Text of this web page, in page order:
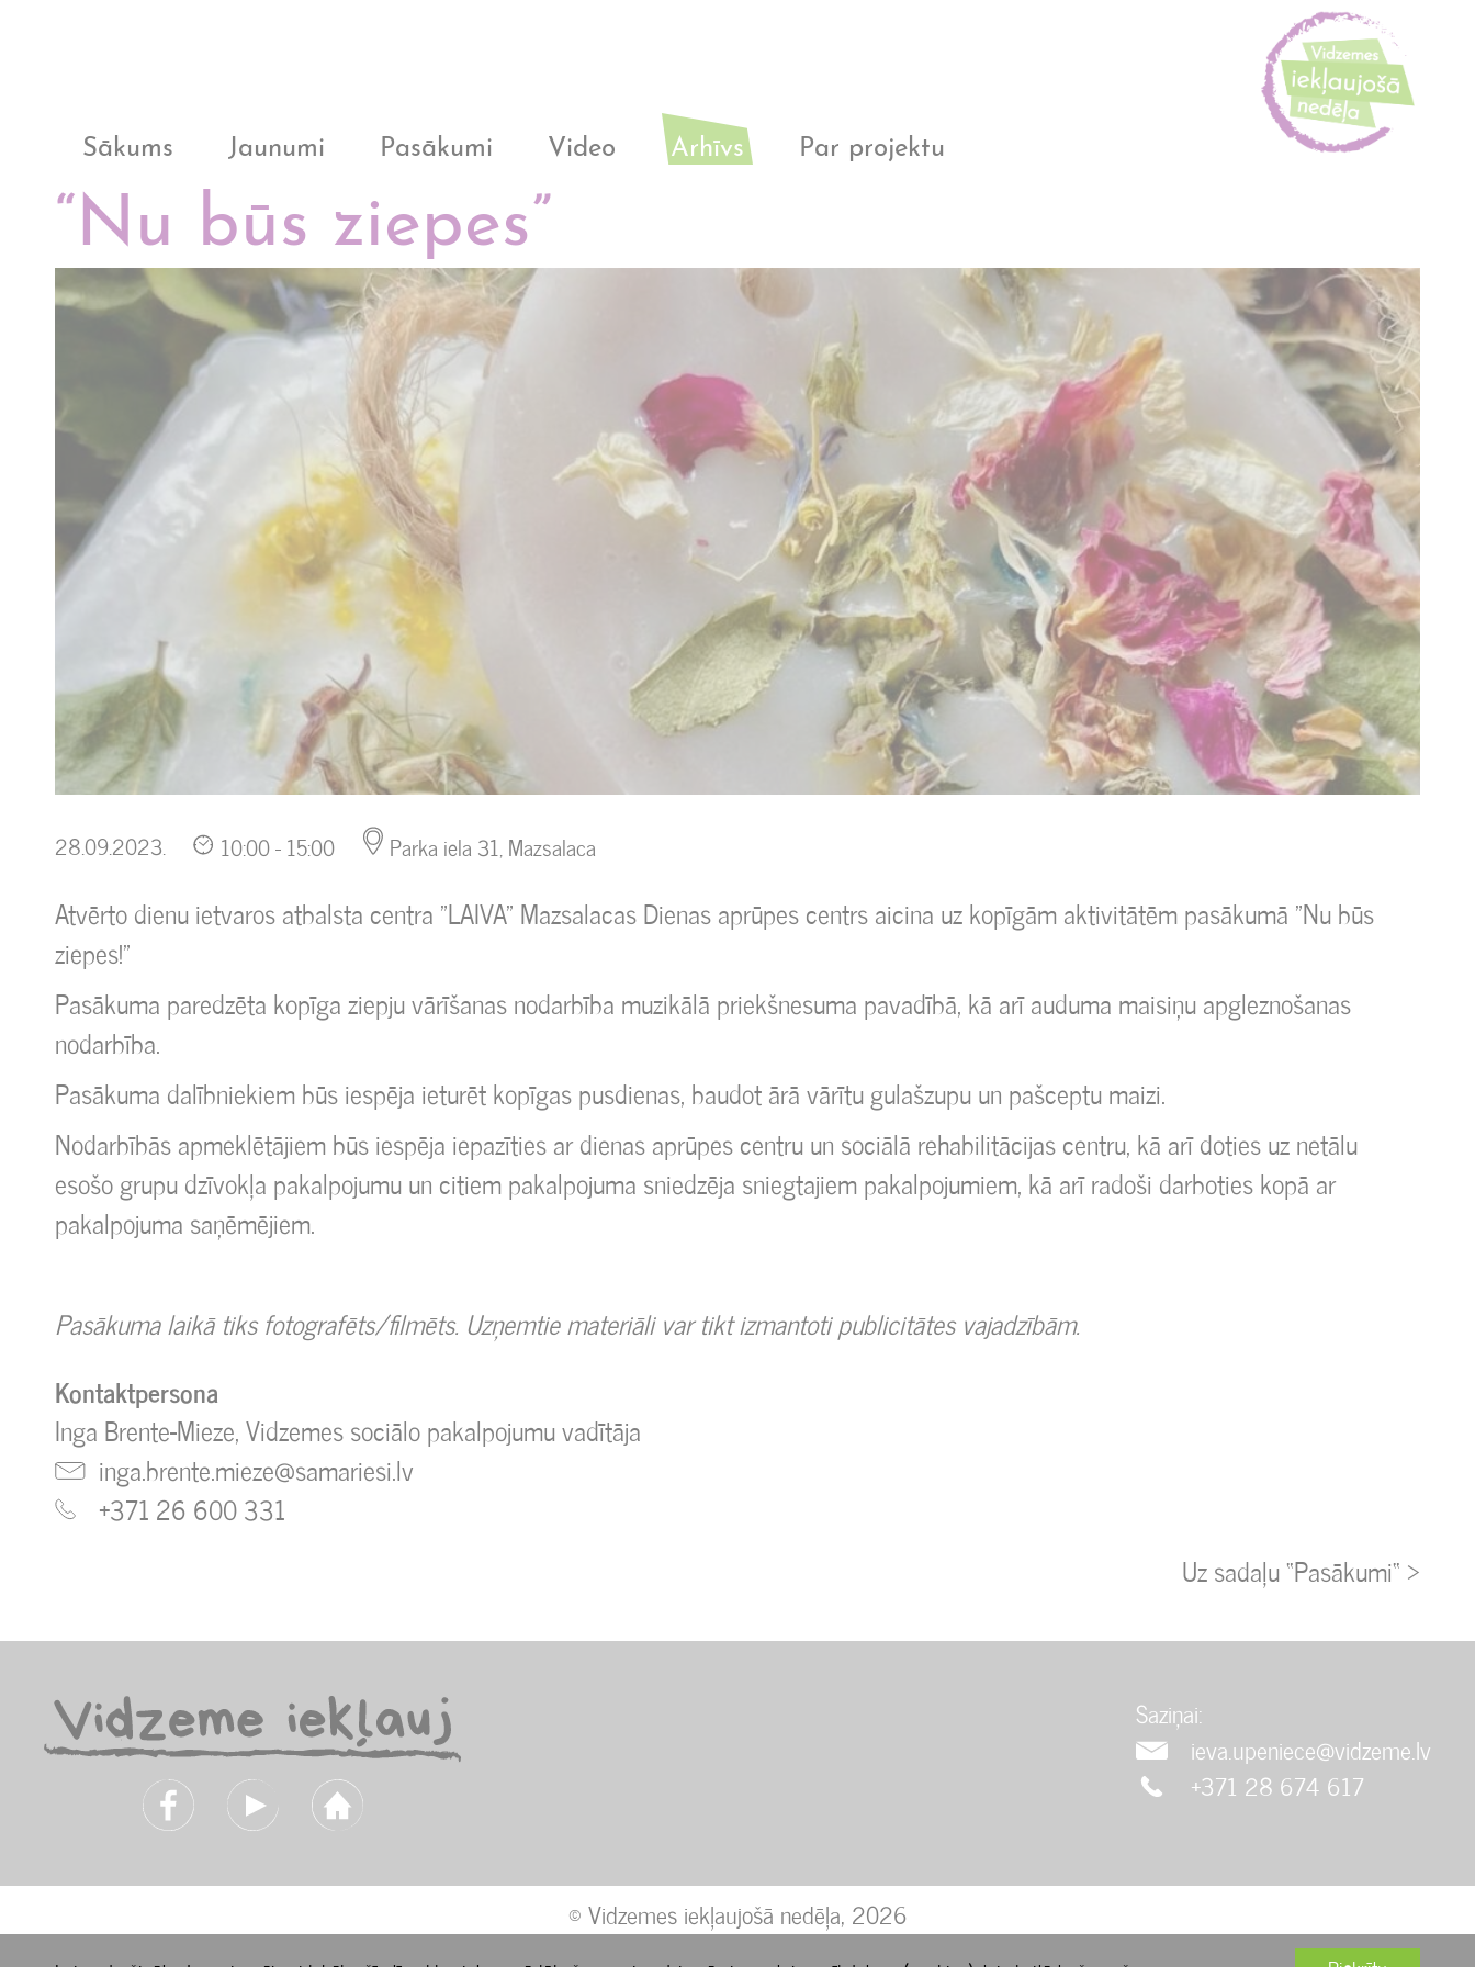
Sākums Jaunumi Pasākumi Video Arhīvs Par projektu
“Nu būs ziepes”
28.09.2023. 10:00 - 15:00 Parka iela 31, Mazsalaca
Atvērto dienu ietvaros atbalsta centra "LAIVA" Mazsalacas Dienas aprūpes centrs aicina uz kopīgām aktivitātēm pasākumā "Nu būs
ziepes!"
Pasākuma paredzēta kopīga ziepju vārīšanas nodarbība muzikālā priekšnesuma pavadībā, kā arī auduma maisiņu apgleznošanas
nodarbība.
Pasākuma dalībniekiem būs iespēja ieturēt kopīgas pusdienas, baudot ārā vārītu gulašzupu un pašceptu maizi.
Nodarbībās apmeklētājiem būs iespēja iepazīties ar dienas aprūpes centru un sociālā rehabilitācijas centru, kā arī doties uz netālu
esošo grupu dzīvokļa pakalpojumu un citiem pakalpojuma sniedzēja sniegtajiem pakalpojumiem, kā arī radoši darboties kopā ar
pakalpojuma saņēmējiem.
Pasākuma laikā tiks fotografēts/filmēts. Uzņemtie materiāli var tikt izmantoti publicitātes vajadzībām.
Kontaktpersona
Inga Brente-Mieze, Vidzemes sociālo pakalpojumu vadītāja
inga.brente.mieze@samariesi.lv
+371 26 600 331
Uz sadaļu “Pasākumi“ >
Saziņai:
ieva.upeniece@vidzeme.lv
+371 28 674 617
© Vidzemes iekļaujošā nedēļa, 2026